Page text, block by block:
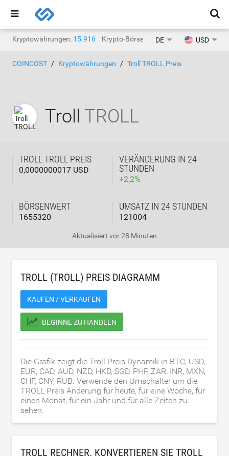
Kryptowährungen: 15.916 Krypto-Börsen: 1.468
DE USD
COINCOST Kryptowährungen Troll TROLL Preis
Troll TROLL
TROLL TROLL PREIS
0,0000000017 USD
VERÄNDERUNG IN 24
STUNDEN
+2,2%
BÖRSENWERT
1655320
UMSATZ IN 24 STUNDEN
121004
Aktualisiert vor 28 Minuten
TROLL (TROLL) PREIS DIAGRAMM
KAUFEN / VERKAUFEN
BEGINNE ZU HANDELN
Die Grafik zeigt die Troll Preis Dynamik in BTC, USD,
EUR, CAD, AUD, NZD, HKD, SGD, PHP, ZAR, INR, MXN,
CHF, CNY, RUB. Verwende den Umschalter um die
TROLL Preis Änderung für heute, für eine Woche, für
einen Monat, für ein Jahr und für alle Zeiten zu
sehen.
TROLL RECHNER. KONVERTIEREN SIE TROLL